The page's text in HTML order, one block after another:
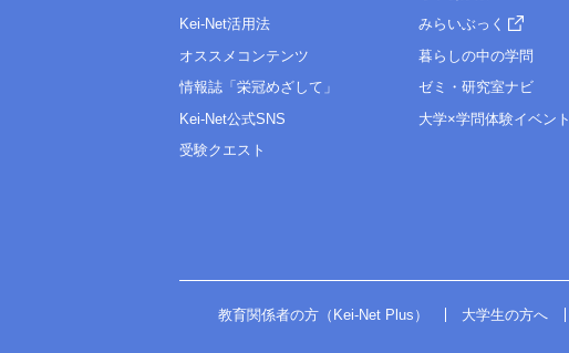
Kei-Net活用法
オススメコンテンツ
情報誌「栄冠めざして」
Kei-Net公式SNS
受験クエスト
みらいぶっく
暮らしの中の学問
ゼミ・研究室ナビ
大学×学問体験イベント
教育関係者の方（Kei-Net Plus） 大学生の方へ